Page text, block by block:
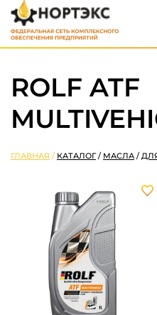
ROLF ATF
ГЛАВНАЯ / КАТАЛОГ/ МАСЛА /